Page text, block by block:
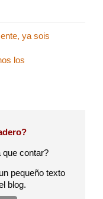
ya sois
los
que contar?
pequeño texto
blog.